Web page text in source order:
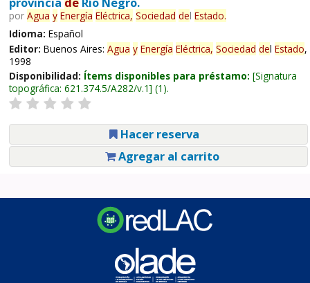
por Agua y Energía Eléctrica, Sociedad del Estado.
Idioma: Español
Editor: Buenos Aires: Agua y Energía Eléctrica, Sociedad del Estado,
1998
Disponibilidad: Ítems disponibles para préstamo: Signatura
topográfica: 621.374.5/A282/v.1 (1).
Hacer reserva
Agregar al carrito